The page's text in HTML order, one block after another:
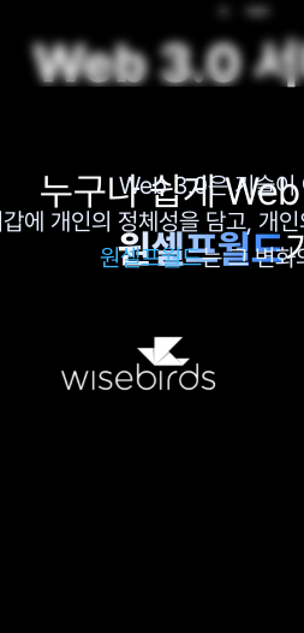
Web 3.0 서
Web 3.0은 기술이
원셀프월드는 그 변화
원셀프월드